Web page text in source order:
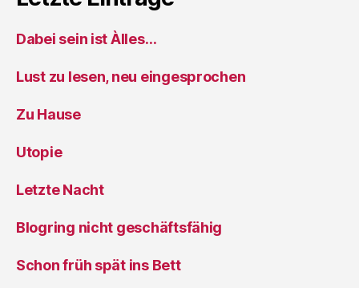
Dabei sein ist Àlles…
Lust zu lesen, neu eingesprochen
Zu Hause
Utopie
Letzte Nacht
Blogring nicht geschäftsfähig
Schon früh spät ins Bett